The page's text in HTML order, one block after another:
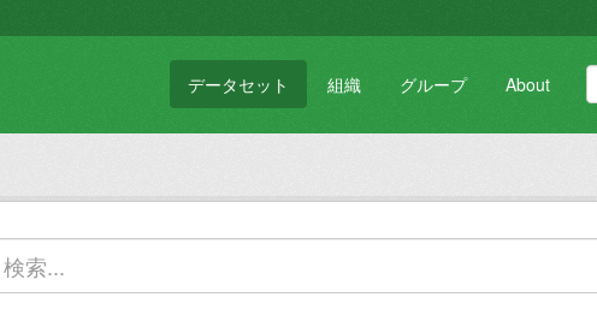
データセット 組織 グループ About